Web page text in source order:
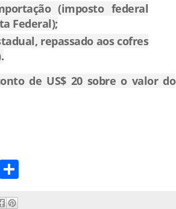
(imposto federal
Federal);
repassado aos cofres
de US$ 20 sobre o valor do
e